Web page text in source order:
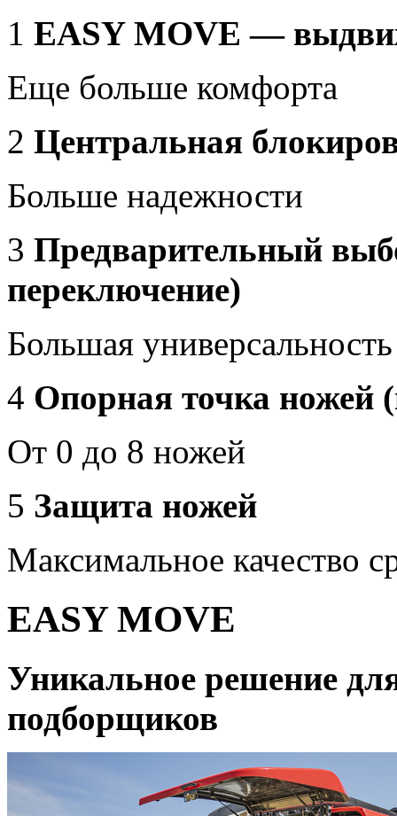
1 EASY MOVE —
Еще больше комфорта
2 Центральная
Больше надежности
3 Предварительный
переключение)
Большая универсальность
4 Опорная точка ножей
От 0 до 8 ножей
5 Защита ножей
Максимальное качество
EASY MOVE
Уникальное решение
подборщиков